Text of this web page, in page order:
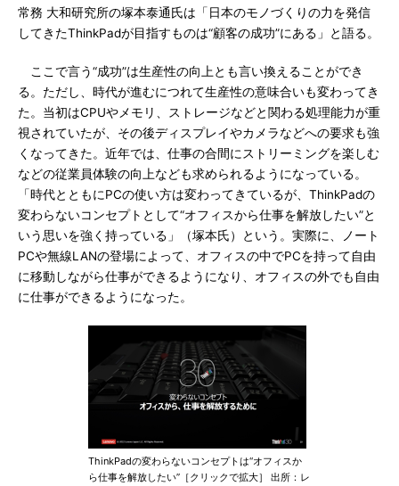
常務 大和研究所の塚本泰通氏は「日本のモノづくりの力を発信
してきたThinkPadが目指すものは“顧客の成功”にある」と語る。
ここで言う“成功”は生産性の向上とも言い換えることができ
る。ただし、時代が進むにつれて生産性の意味合いも変わってき
た。当初はCPUやメモリ、ストレージなどと関わる処理能力が重
視されていたが、その後ディスプレイやカメラなどへの要求も強
くなってきた。近年では、仕事の合間にストリーミングを楽しむ
などの従業員体験の向上なども求められるようになっている。
「時代とともにPCの使い方は変わってきているが、ThinkPadの
変わらないコンセプトとして“オフィスから仕事を解放したい”と
いう思いを強く持っている」（塚本氏）という。実際に、ノート
PCや無線LANの登場によって、オフィスの中でPCを持って自由
に移動しながら仕事ができるようになり、オフィスの外でも自由
に仕事ができるようになった。
ThinkPadの変わらないコンセプトは“オフィスか
ら仕事を解放したい”［クリックで拡大］ 出所：レ